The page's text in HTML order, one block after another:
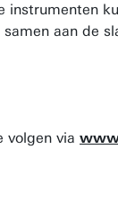
instrumenten
aan de
volgen via